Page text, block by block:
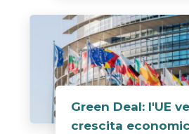
Green Deal: l'UE
crescita